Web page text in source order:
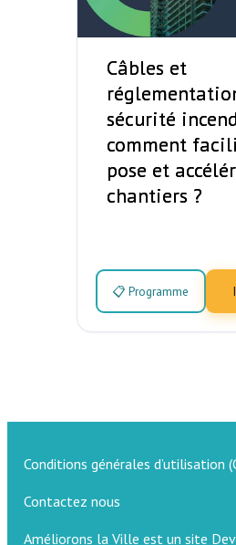
Câbles et
sécurité
comment
pose et
chantiers ?
📋 Programme
Conditions générales d’utilisation
Contactez nous
Améliorons la Ville est un site